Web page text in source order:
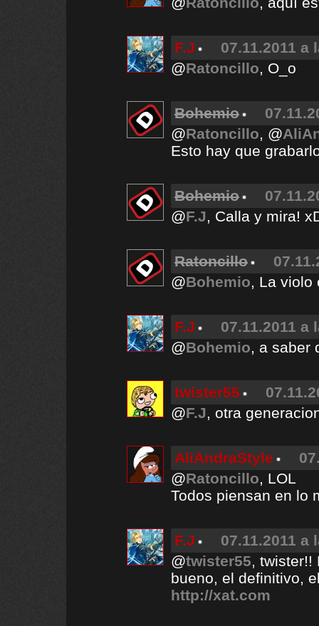
F.J
07.11.2011 a
@Ratoncillo, O_o
Bohemio
@Ratoncillo, @
Esto hay que
Bohemio
@F.J, Calla y mira!
Ratoncillo
@Bohemio, La violo
F.J
07.11.2011 a
@Bohemio, a saber
twister55
@F.J, otra
AliAndraStyle
@Ratoncillo, LOL
Todos piensan en lo
F.J
07.11.2011 a
@twister55, twister!!
bueno, el definitivo,
http://xat.com